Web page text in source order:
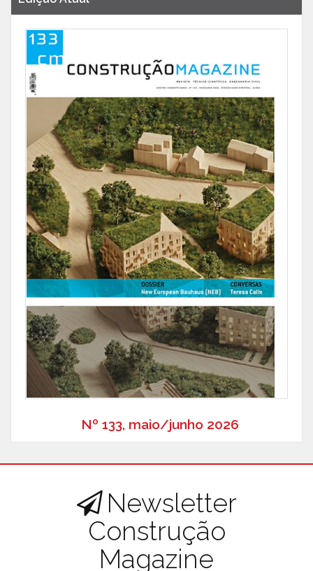
Nº 133, maio/junho 2026
Newsletter
Construção
Magazine